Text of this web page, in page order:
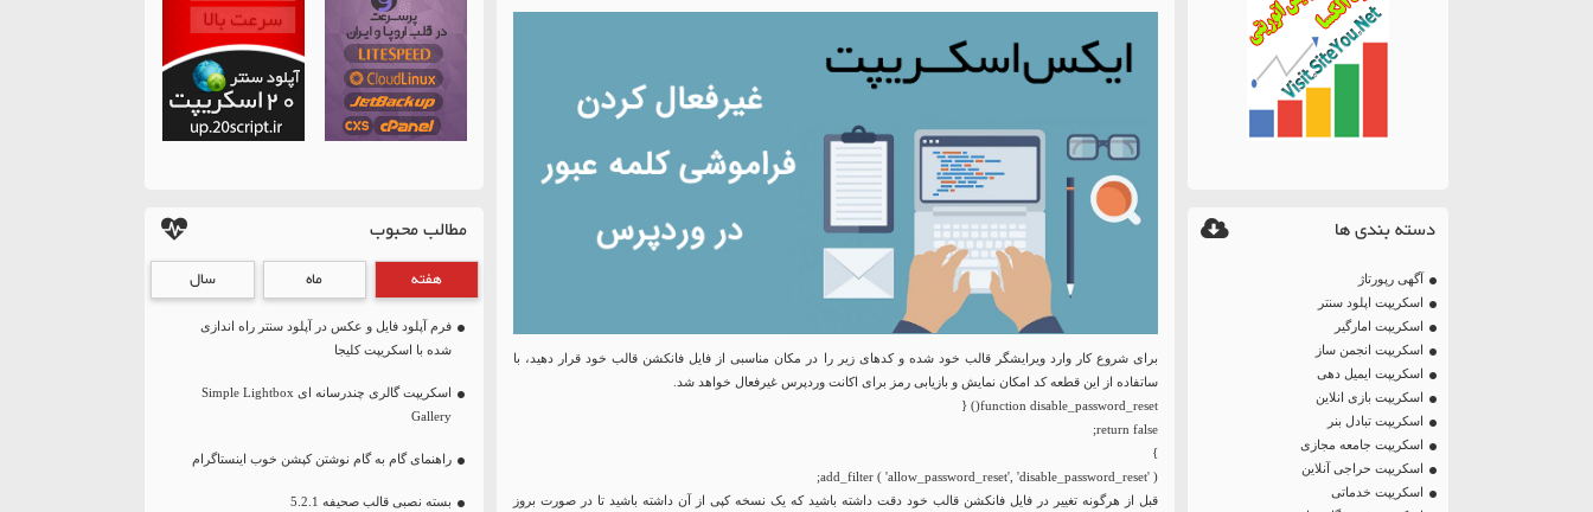
دسته بندی ها
آگهی رپورتاژ
اسکریپت اپلود سنتر
اسکریپت امارگیر
اسکریپت انجمن ساز
اسکریپت ایمیل دهی
اسکریپت بازی انلاین
اسکریپت تبادل بنر
اسکریپت جامعه مجازی
اسکریپت حراجی آنلاین
اسکریپت خدماتی
برای شروع کار وارد ویرایشگر قالب خود شده و کدهای زیر را در مکان مناسبی از فایل فانکشن قالب خود قرار دهید، با
ساتفاده از این قطعه کد امکان نمایش و بازیابی رمز برای اکانت وردپرس غیرفعال خواهد شد.
add_filter ( 'allow_password_reset', 'disable_password_reset' );
قبل از هرگونه تغییر در فایل فانکشن قالب خود دقت داشته باشید که یک نسخه کپی از آن داشته باشید تا در صورت بروز
مطالب محبوب
هفته ماه سال
فرم آپلود فایل و عکس در آپلود سنتر راه اندازی
شده با اسکریپت کلیجا
اسکریپت گالری چندرسانه ای Simple Lightbox
Gallery
راهنمای گام به گام نوشتن کپشن خوب اینستاگرام
بسته نصبی قالب صحیفه 5.2.1